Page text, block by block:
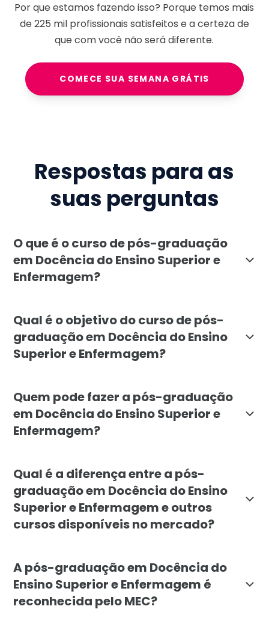
Por que estamos fazendo isso? Porque temos mais
de225 milprofissionais satisfeitos e a certeza de
que com você não será diferente.
COMECE SUA SEMANA GRÁTIS
Respostas para as
suas perguntas
O que é o curso de pós-graduação
em Docência do Ensino Superior e
Enfermagem?
Qual é o objetivo do curso de pós-
graduação em Docência do Ensino
Superior e Enfermagem?
Quem pode fazer a pós-graduação
em Docência do Ensino Superior e
Enfermagem?
Qual é a diferença entre a pós-
graduação em Docência do Ensino
Superior e Enfermagem e outros
cursos disponíveis no mercado?
A pós-graduação em Docência do
Ensino Superior e Enfermagem é
reconhecida pelo MEC?